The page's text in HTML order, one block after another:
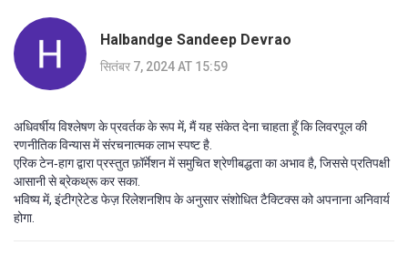
Halbandge Sandeep Devrao
सितंबर 7, 2024 AT 15:59
अधिवर्षीय विश्लेषण के प्रवर्तक के रूप में, मैं यह संकेत देना चाहता हूँ कि लिवरपूल की
रणनीतिक विन्यास में संरचनात्मक लाभ स्पष्ट है.
एरिक टेन‑हाग द्वारा प्रस्तुत फ़ॉर्मेशन में समुचित श्रेणीबद्धता का अभाव है, जिससे प्रतिपक्षी
आसानी से ब्रेकथ्रू कर सका.
भविष्य में, इंटीग्रेटेड फेज़ रिलेशनशिप के अनुसार संशोधित टैक्टिक्स को अपनाना अनिवार्य
होगा.